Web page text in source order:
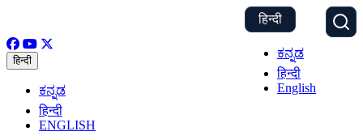
हिन्दी
ಕನ್ನಡ
हिन्दी
English
हिन्दी
ಕನ್ನಡ
हिन्दी
ENGLISH